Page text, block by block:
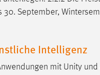
September,
Intelligenz
mit Unity